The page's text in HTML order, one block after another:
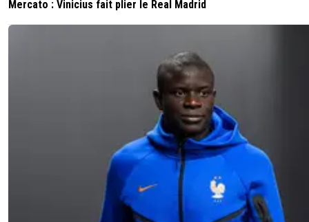
Mercato : Vinicius fait plier le Real Madrid